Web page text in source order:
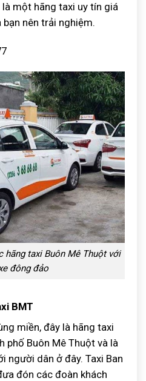
một hãng taxi uy tín giá
nên trải nghiệm.
hãng taxi Buôn Mê Thuột với
đông đảo
BMT
miền, đây là hãng taxi
phố Buôn Mê Thuột và là
người dân ở đây. Taxi Ban
đón các đoàn khách